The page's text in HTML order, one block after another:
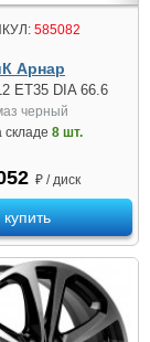
585082
Арнар
ET35 DIA 66.6
чeрный
складе 8 шт.
₽ / диск
купить